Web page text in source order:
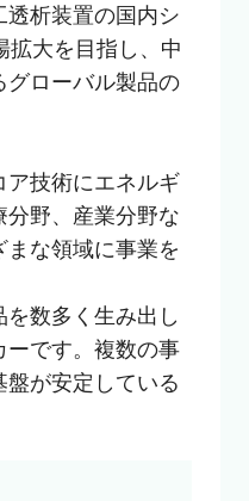
透析装置の国内シ
拡大を目指し、中
グローバル製品の
技術にエネルギ
分野、産業分野な
まな領域に事業を
数多く生み出し
ーです。複数の事
が安定している